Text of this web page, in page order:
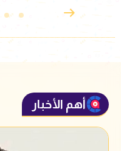
أهم الأخبار